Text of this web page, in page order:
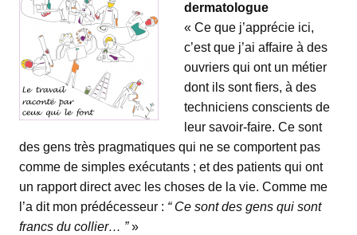
dermatologue
« Ce que j’apprécie ici,
c’est que j’ai affaire à des
ouvriers qui ont un métier
dont ils sont fiers, à des
techniciens conscients de
leur savoir-faire. Ce sont
des gens très pragmatiques qui ne se comportent pas
comme de simples exécutants ; et des patients qui ont
un rapport direct avec les choses de la vie. Comme me
l’a dit mon prédécesseur : “ Ce sont des gens qui sont
francs du collier… ”»